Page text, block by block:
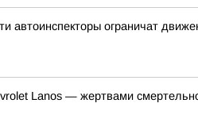
автоинспекторы ограничат
Lanos — жертвами